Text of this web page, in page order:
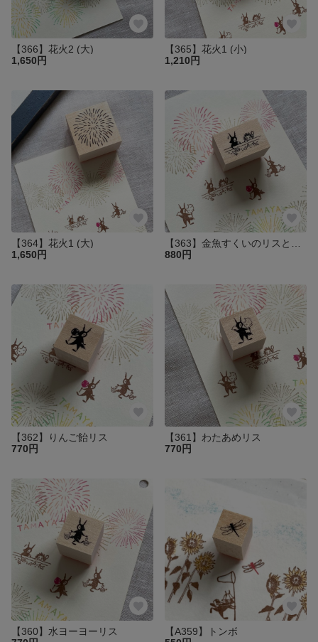
【366】花火2 (大)
1,650円
【365】花火1 (小)
1,210円
【364】花火1 (大)
1,650円
880円
【362】りんご飴リス
770円
【361】わたあめリス
770円
【360】水ヨーヨーリス
【A359】トンボ